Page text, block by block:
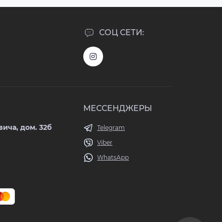
СОЦ СЕТИ:
дом. 32б
МЕССЕНДЖЕРЫ
Telegram
Viber
WhatsApp